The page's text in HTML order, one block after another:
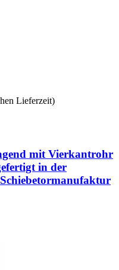
Lieferzeit)
mit Vierkantrohr
in der